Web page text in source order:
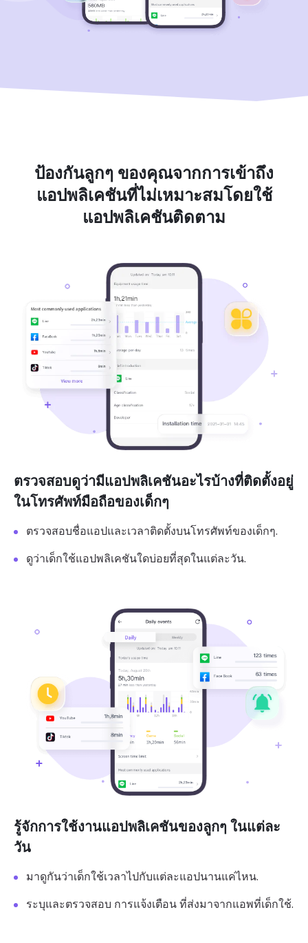
ป้องกันลูกๆ ของคุณจากการเข้าถึง
แอปพลิเคชันที่ไม่เหมาะสมโดยใช้
แอปพลิเคชันติดตาม
ตรวจสอบดูว่ามีแอปพลิเคชันอะไรบ้างที่ติดตั้งอยู่
ในโทรศัพท์มือถือของเด็กๆ
ตรวจสอบชื่อแอปและเวลาติดตั้งบนโทรศัพท์ของเด็กๆ.
ดูว่าเด็กใช้แอปพลิเคชันใดบ่อยที่สุดในแต่ละวัน.
รู้จักการใช้งานแอปพลิเคชันของลูกๆ ในแต่ละ
วัน
มาดูกันว่าเด็กใช้เวลาไปกับแต่ละแอปนานแค่ไหน.
ระบุและตรวจสอบ การแจ้งเตือน ที่ส่งมาจากแอพที่เด็กใช้.